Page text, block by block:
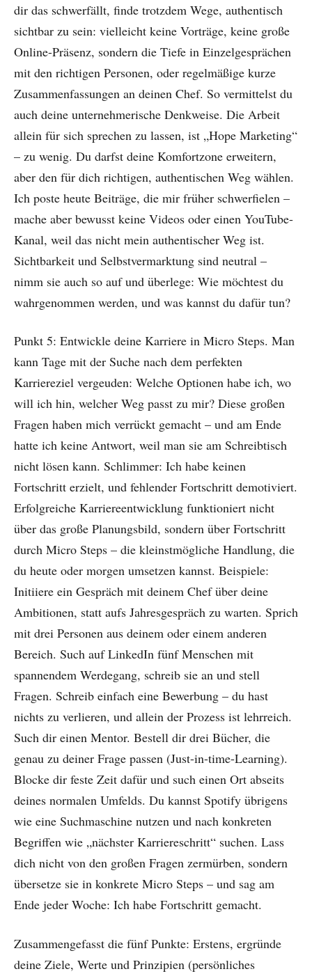
dir das schwerfällt, finde trotzdem Wege, authentisch
sichtbar zu sein: vielleicht keine Vorträge, keine große
Online-Präsenz, sondern die Tiefe in Einzelgesprächen
mit den richtigen Personen, oder regelmäßige kurze
Zusammenfassungen an deinen Chef. So vermittelst du
auch deine unternehmerische Denkweise. Die Arbeit
allein für sich sprechen zu lassen, ist „Hope Marketing“
– zu wenig. Du darfst deine Komfortzone erweitern,
aber den für dich richtigen, authentischen Weg wählen.
Ich poste heute Beiträge, die mir früher schwerfielen –
mache aber bewusst keine Videos oder einen YouTube-
Kanal, weil das nicht mein authentischer Weg ist.
Sichtbarkeit und Selbstvermarktung sind neutral –
nimm sie auch so auf und überlege: Wie möchtest du
wahrgenommen werden, und was kannst du dafür tun?
Punkt 5: Entwickle deine Karriere in Micro Steps. Man
kann Tage mit der Suche nach dem perfekten
Karriereziel vergeuden: Welche Optionen habe ich, wo
will ich hin, welcher Weg passt zu mir? Diese großen
Fragen haben mich verrückt gemacht – und am Ende
hatte ich keine Antwort, weil man sie am Schreibtisch
nicht lösen kann. Schlimmer: Ich habe keinen
Fortschritt erzielt, und fehlender Fortschritt demotiviert.
Erfolgreiche Karriereentwicklung funktioniert nicht
über das große Planungsbild, sondern über Fortschritt
durch Micro Steps – die kleinstmögliche Handlung, die
du heute oder morgen umsetzen kannst. Beispiele:
Initiiere ein Gespräch mit deinem Chef über deine
Ambitionen, statt aufs Jahresgespräch zu warten. Sprich
mit drei Personen aus deinem oder einem anderen
Bereich. Such auf LinkedIn fünf Menschen mit
spannendem Werdegang, schreib sie an und stell
Fragen. Schreib einfach eine Bewerbung – du hast
nichts zu verlieren, und allein der Prozess ist lehrreich.
Such dir einen Mentor. Bestell dir drei Bücher, die
genau zu deiner Frage passen (Just-in-time-Learning).
Blocke dir feste Zeit dafür und such einen Ort abseits
deines normalen Umfelds. Du kannst Spotify übrigens
wie eine Suchmaschine nutzen und nach konkreten
Begriffen wie „nächster Karriereschritt“ suchen. Lass
dich nicht von den großen Fragen zermürben, sondern
übersetze sie in konkrete Micro Steps – und sag am
Ende jeder Woche: Ich habe Fortschritt gemacht.
Zusammengefasst die fünf Punkte: Erstens, ergründe
deine Ziele, Werte und Prinzipien (persönliches